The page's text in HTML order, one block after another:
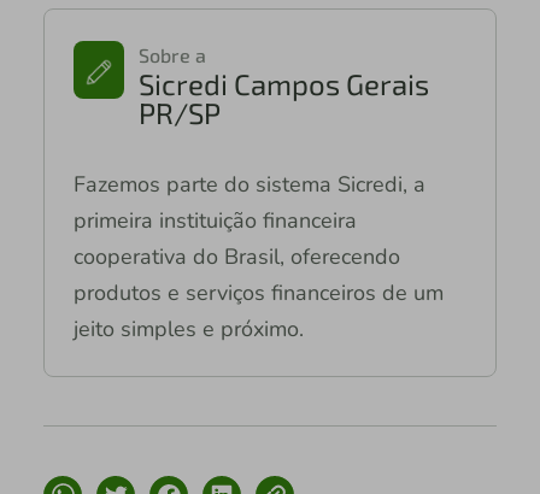
Sobre a
Sicredi Campos Gerais
PR/SP
Fazemos parte do sistema Sicredi, a
primeira instituição financeira
cooperativa do Brasil, oferecendo
produtos e serviços financeiros de um
jeito simples e próximo.